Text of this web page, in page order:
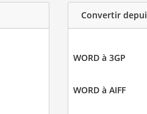
Convertir
WORD à 3GP
WORD à AIFF